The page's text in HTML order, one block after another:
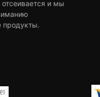
и мы
продукты.